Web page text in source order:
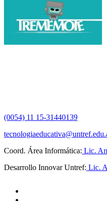
(0054) 11 15-31440139
Coord. Área Informática: Lic.
Desarrollo Innovar Untref: Lic.